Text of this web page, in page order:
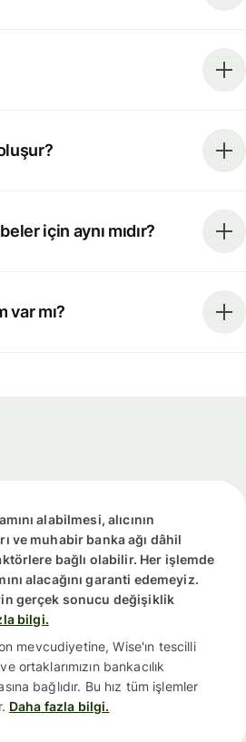
için aynı mıdır?
var mı?
alabilmesi, alıcının
ve muhabir banka ağı dâhil
bağlı olabilir. Her işlemde
alacağını garanti edemeyiz.
gerçek sonucu değişiklik
bilgi.
mevcudiyetine, Wise'ın tescilli
ortaklarımızın bankacılık
bağlıdır. Bu hız tüm işlemler
Daha fazla bilgi.